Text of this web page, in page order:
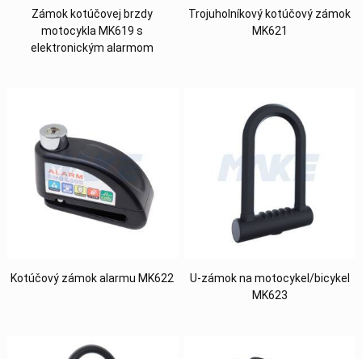
Zámok kotúčovej brzdy
motocykla MK619 s
elektronickým alarmom
Trojuholníkový kotúčový zámok
MK621
Kotúčový zámok alarmu MK622
U-zámok na motocykel/bicykel
MK623